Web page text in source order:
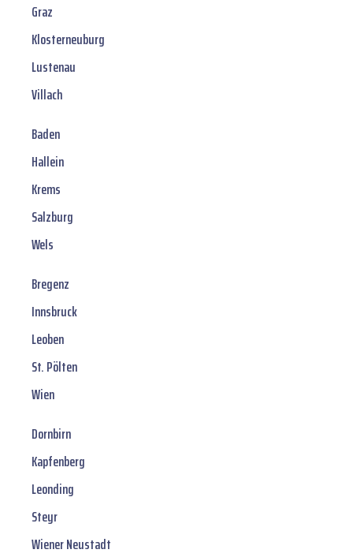
Graz
Klosterneuburg
Lustenau
Villach
Baden
Hallein
Krems
Salzburg
Wels
Bregenz
Innsbruck
Leoben
St. Pölten
Wien
Dornbirn
Kapfenberg
Leonding
Steyr
Wiener Neustadt